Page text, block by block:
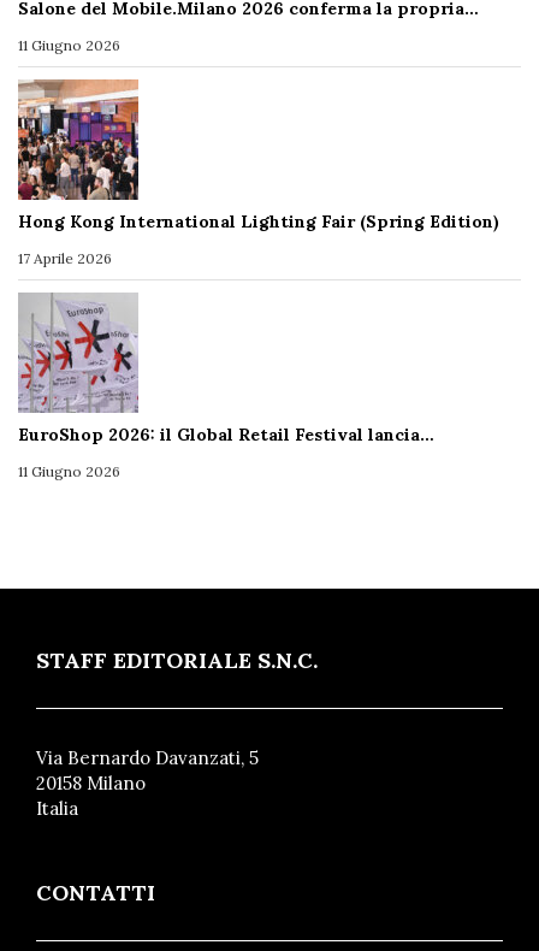
Salone del Mobile.Milano 2026 conferma la propria…
11 Giugno 2026
Hong Kong International Lighting Fair (Spring Edition)
17 Aprile 2026
EuroShop 2026: il Global Retail Festival lancia…
11 Giugno 2026
STAFF EDITORIALE S.N.C.
Via Bernardo Davanzati, 5
20158 Milano
Italia
CONTATTI